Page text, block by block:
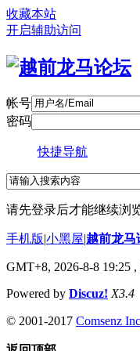
收藏本站
开启辅助访问
帐号
密码
快捷导航
请先登录后才能继续浏
手机版|小黑屋|越前龙马
GMT+8, 2026-8-8 19:25 ,
Powered by Discuz! X3.4
© 2001-2017 Comsenz